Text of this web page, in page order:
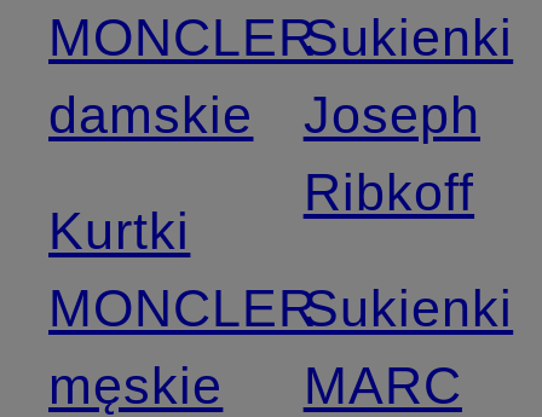
MONCLER
damskie
Kurtki
MONCLER
męskie
Sukienki
Joseph
Ribkoff
Sukienki
MARC